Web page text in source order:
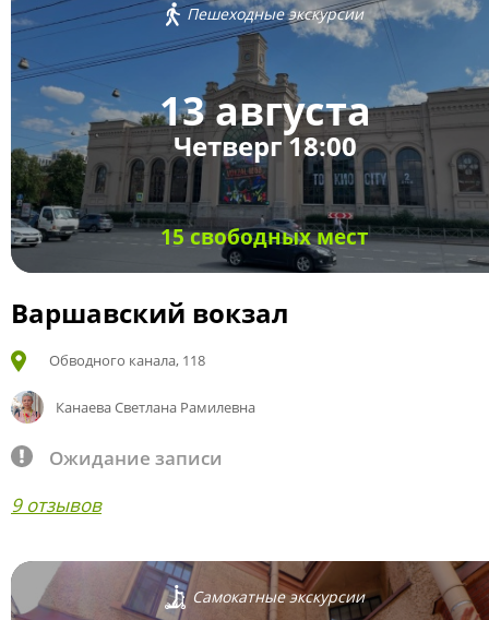
Пешеходные экскурсии
13 августа
Четверг 18:00
15 свободных мест
Варшавский вокзал
Обводного канала, 118
Канаева Светлана Рамилевна
Ожидание записи
9 отзывов
Самокатные экскурсии